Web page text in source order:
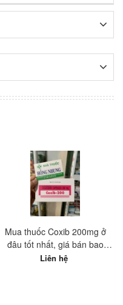
Mua thuốc Coxib 200mg ở
đâu tốt nhất, giá bán bao
nhiêu?
Liên hệ